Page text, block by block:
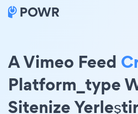
A Vimeo Feed
Platform_type
Sitenize